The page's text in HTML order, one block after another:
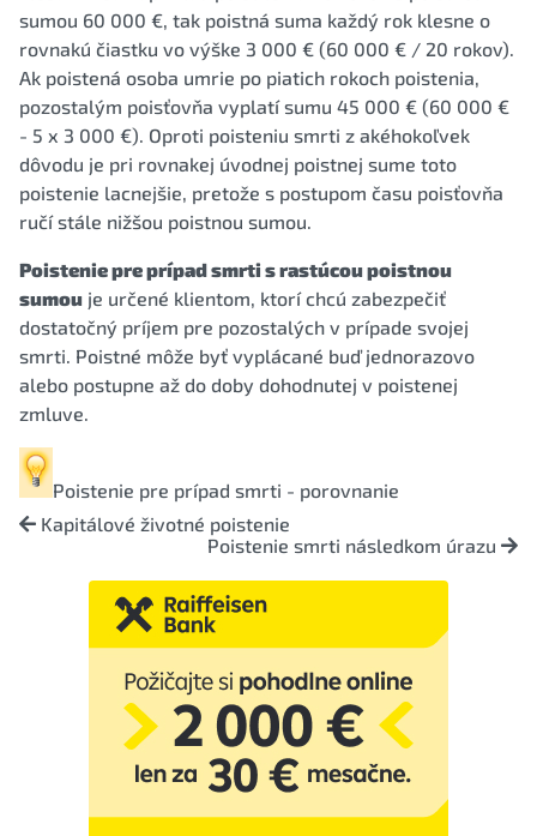
sumou 60 000 €, tak poistná suma každý rok klesne o
rovnakú čiastku vo výške 3 000 € (60 000 € / 20 rokov).
Ak poistená osoba umrie po piatich rokoch poistenia,
pozostalým poisťovňa vyplatí sumu 45 000 € (60 000 €
- 5 x 3 000 €). Oproti poisteniu smrti z akéhokoľvek
dôvodu je pri rovnakej úvodnej poistnej sume toto
poistenie lacnejšie, pretože s postupom času poisťovňa
ručí stále nižšou poistnou sumou.
Poistenie pre prípad smrti s rastúcou poistnou
sumou je určené klientom, ktorí chcú zabezpečiť
dostatočný príjem pre pozostalých v prípade svojej
smrti. Poistné môže byť vyplácané buď jednorazovo
alebo postupne až do doby dohodnutej v poistenej
zmluve.
Poistenie pre prípad smrti - porovnanie
Kapitálové životné poistenie
Poistenie smrti následkom úrazu